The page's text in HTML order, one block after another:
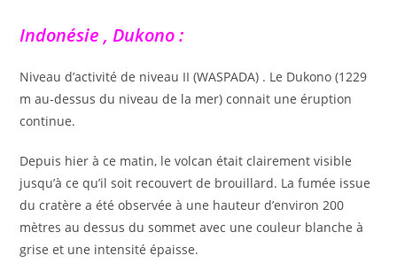
Indonésie , Dukono :
Niveau d’activité de niveau II (WASPADA) . Le Dukono (1229
m au-dessus du niveau de la mer) connait une éruption
continue.
Depuis hier à ce matin, le volcan était clairement visible
jusqu’à ce qu’il soit recouvert de brouillard. La fumée issue
du cratère a été observée à une hauteur d’environ 200
mètres au dessus du sommet avec une couleur blanche à
grise et une intensité épaisse.